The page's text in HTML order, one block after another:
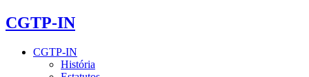
CGTP-IN
CGTP-IN
História